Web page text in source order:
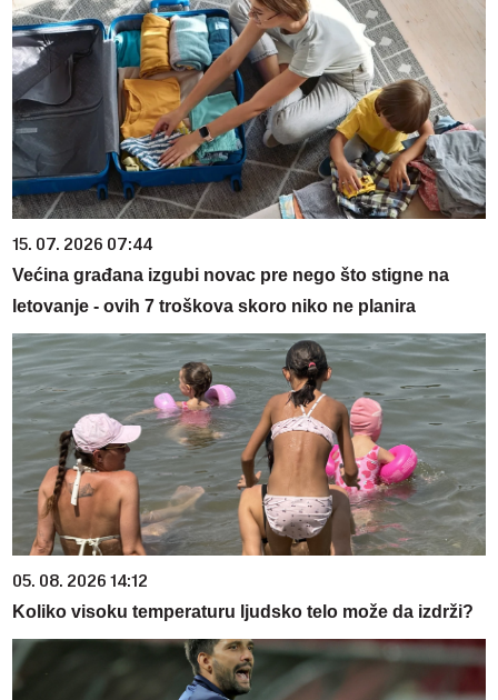
15. 07. 2026 07:44
Većina građana izgubi novac pre nego što stigne na
letovanje - ovih 7 troškova skoro niko ne planira
05. 08. 2026 14:12
Koliko visoku temperaturu ljudsko telo može da izdrži?